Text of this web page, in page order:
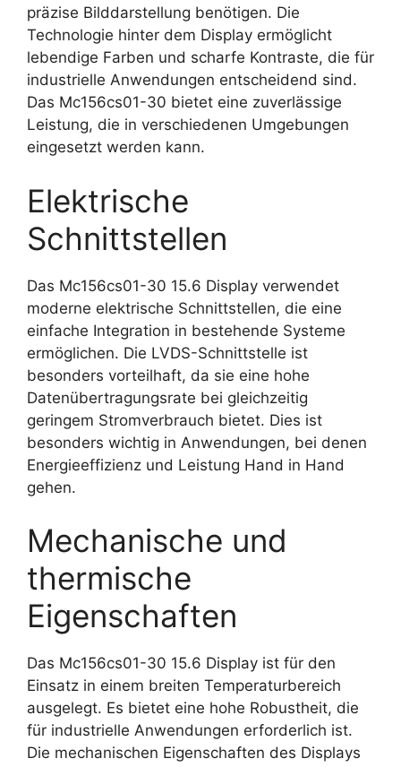
präzise Bilddarstellung benötigen. Die
Technologie hinter dem Display ermöglicht
lebendige Farben und scharfe Kontraste, die für
industrielle Anwendungen entscheidend sind.
Das Mc156cs01-30 bietet eine zuverlässige
Leistung, die in verschiedenen Umgebungen
eingesetzt werden kann.
Elektrische
Schnittstellen
Das Mc156cs01-30 15.6 Display verwendet
moderne elektrische Schnittstellen, die eine
einfache Integration in bestehende Systeme
ermöglichen. Die LVDS-Schnittstelle ist
besonders vorteilhaft, da sie eine hohe
Datenübertragungsrate bei gleichzeitig
geringem Stromverbrauch bietet. Dies ist
besonders wichtig in Anwendungen, bei denen
Energieeffizienz und Leistung Hand in Hand
gehen.
Mechanische und
thermische
Eigenschaften
Das Mc156cs01-30 15.6 Display ist für den
Einsatz in einem breiten Temperaturbereich
ausgelegt. Es bietet eine hohe Robustheit, die
für industrielle Anwendungen erforderlich ist.
Die mechanischen Eigenschaften des Displays